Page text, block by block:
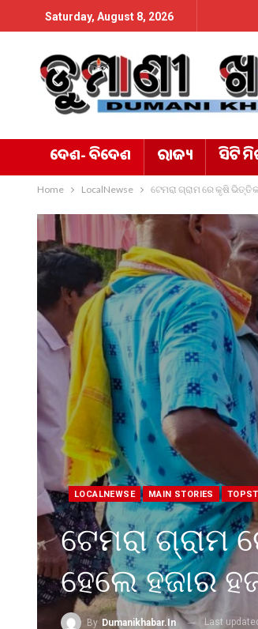
Saturday, August 8, 2026
ଦେଶ- ବିଦେଶ ରାଜ୍ୟ ସିଟି
Home LocalNewse ଟେମରା ଗ୍ରାମ ରେ କୃଷି
LOCALNEWSE MAIN STORIES
ଟେମରା ଗ୍ରାମ
ହେଲେ ହଜାର
By Dumanikhabar.in Last